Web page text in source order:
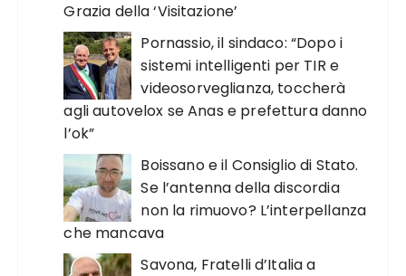
Grazia della ‘Visitazione’
Pornassio, il sindaco: “Dopo i
sistemi intelligenti per TIR e
videosorveglianza, toccherà
agli autovelox se Anas e prefettura danno
l’ok”
Boissano e il Consiglio di Stato.
Se l’antenna della discordia
non la rimuovo? L’interpellanza
che mancava
Savona, Fratelli d’Italia a